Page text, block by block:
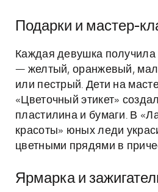
Подарки и мастер-
Каждая девушка
— желтый, оранжевый,
или пестрый. Дети на
«Цветочный этикет»
пластилина и бумаги. В
красоты» юных леди
цветными прядями в
Ярмарка и